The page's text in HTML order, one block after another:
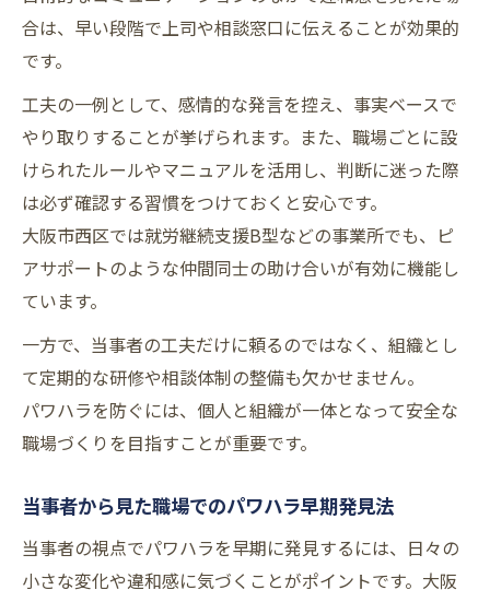
合は、早い段階で上司や相談窓口に伝えることが効果的
です。
工夫の一例として、感情的な発言を控え、事実ベースで
やり取りすることが挙げられます。また、職場ごとに設
けられたルールやマニュアルを活用し、判断に迷った際
は必ず確認する習慣をつけておくと安心です。
大阪市西区では就労継続支援B型などの事業所でも、ピ
アサポートのような仲間同士の助け合いが有効に機能し
ています。
一方で、当事者の工夫だけに頼るのではなく、組織とし
て定期的な研修や相談体制の整備も欠かせません。
パワハラを防ぐには、個人と組織が一体となって安全な
職場づくりを目指すことが重要です。
当事者から見た職場でのパワハラ早期発見法
当事者の視点でパワハラを早期に発見するには、日々の
小さな変化や違和感に気づくことがポイントです。大阪